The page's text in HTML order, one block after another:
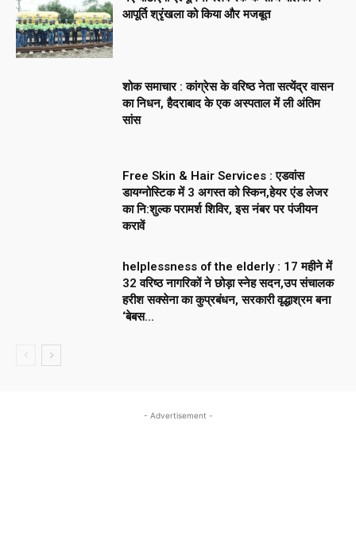
आपूर्ति श्रृंखला को किया और मजबूत
शोक समाचार : कांग्रेस के वरिष्ठ नेता सत्येंद्र वासन
का निधन, हैदराबाद के एक अस्पताल में ली अंतिम
सांस
Free Skin & Hair Services : एडवांस
डायग्नोस्टिक में 3 अगस्त को स्किन,हेयर एंड लेजर
का नि:शुल्क परामर्श शिविर, इस नंबर पर पंजीयन
करावें
helplessness of the elderly : 17 महीने में
32 वरिष्ठ नागरिकों ने छोड़ा स्नेह सदन,उप संचालक
हरीश सक्सेना का कुप्रबंधन, सरकारी वृद्धाश्रम बना
‘बेबस...
- Advertisement -